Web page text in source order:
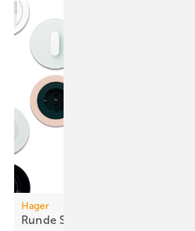
Hager
Runde Schalterprogramme